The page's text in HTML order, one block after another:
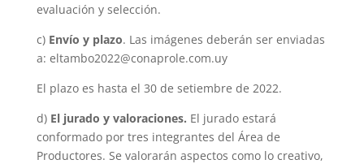
evaluación y selección.
c) Envío y plazo. Las imágenes deberán ser enviadas
a: eltambo2022@conaprole.com.uy
El plazo es hasta el 30 de setiembre de 2022.
d) El jurado y valoraciones. El jurado estará
conformado por tres integrantes del Área de
Productores. Se valorarán aspectos como lo creativo,